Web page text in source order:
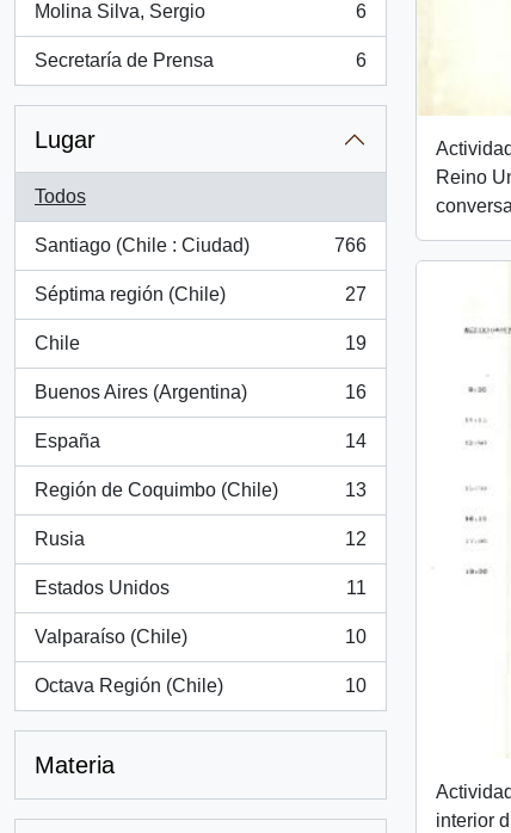
Molina Silva, Sergio
, 6 resultados
6
Secretaría de Prensa
, 6 resultados
6
Lugar
Todos
Santiago (Chile : Ciudad)
, 766 resultados
766
Séptima región (Chile)
, 27 resultados
27
Chile
, 19 resultados
19
Buenos Aires (Argentina)
, 16 resultados
16
España
, 14 resultados
14
Región de Coquimbo (Chile)
, 13 resultados
13
Rusia
, 12 resultados
12
Estados Unidos
, 11 resultados
11
Valparaíso (Chile)
, 10 resultados
10
Octava Región (Chile)
, 10 resultados
10
Materia
Reino
interior